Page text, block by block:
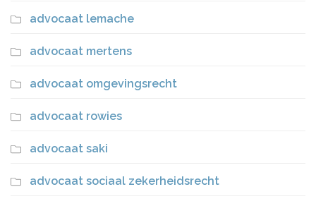
advocaat lemache
advocaat mertens
advocaat omgevingsrecht
advocaat rowies
advocaat saki
advocaat sociaal zekerheidsrecht